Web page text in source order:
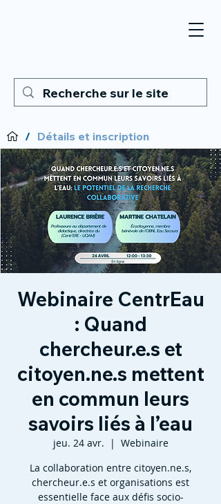
/ Détails et inscription
Webinaire CentrEau
: Quand
chercheur.e.s et
citoyen.ne.s mettent
en commun leurs
savoirs liés à l’eau
jeu. 24 avr.
  |
Webinaire
La collaboration entre citoyen.ne.s,
chercheur.e.s et organisations est
essentielle face aux défis socio-